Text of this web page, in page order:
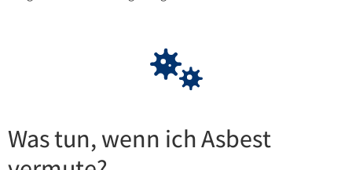
Was tun, wenn ich Asbest